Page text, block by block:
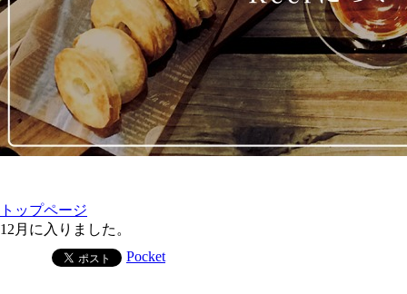
トップページ
12月に入りました。
Pocket